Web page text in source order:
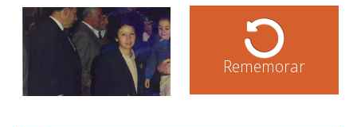
Rememorar